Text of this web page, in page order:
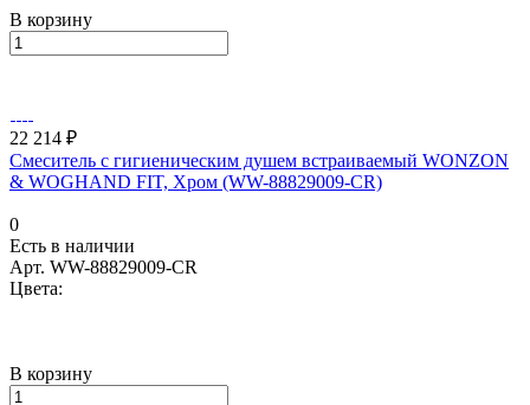
В корзину
22 214 ₽
Смеситель с гигиеническим душем встраиваемый WONZON
& WOGHAND FIT, Хром (WW-88829009-CR)
0
Есть в наличии
Арт. WW-88829009-CR
Цвета:
В корзину